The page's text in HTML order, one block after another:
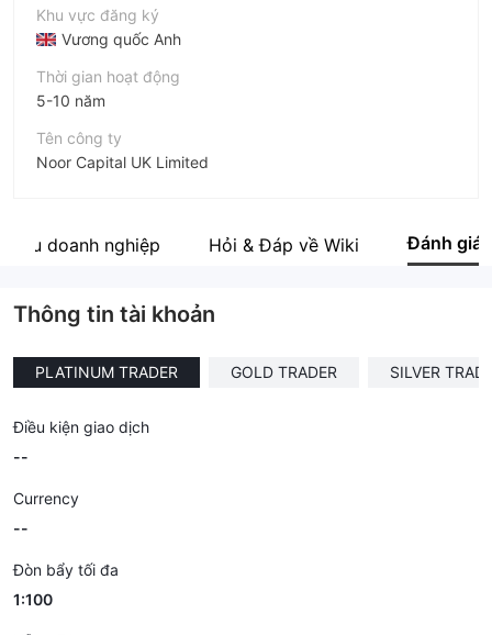
Khu vực đăng ký
Vương quốc Anh
Thời gian hoạt động
5-10 năm
Tên công ty
Noor Capital UK Limited
Nhân viên doanh nghiệp
doanh nghiệp Hỏi & Đáp về Wiki Đánh giá
Thông tin tài khoản
PLATINUM TRADER GOLD TRADER SILVER
Điều kiện giao dịch
--
Currency
--
Đòn bẩy tối đa
1:100